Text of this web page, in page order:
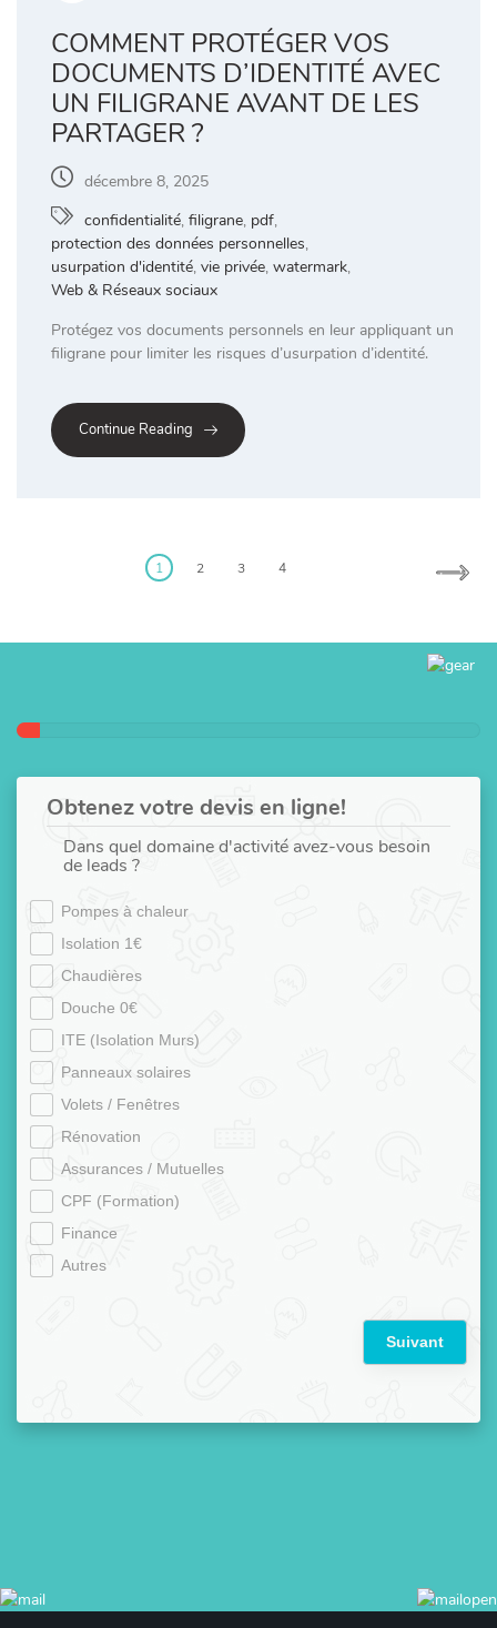
COMMENT PROTÉGER VOS
DOCUMENTS D’IDENTITÉ AVEC
UN FILIGRANE AVANT DE LES
PARTAGER ?
décembre 8, 2025
confidentialité, filigrane, pdf,
protection des données personnelles,
usurpation d'identité, vie privée, watermark,
Web & Réseaux sociaux
Protégez vos documents personnels en leur appliquant un
filigrane pour limiter les risques d’usurpation d’identité.
Continue Reading
1 2 3 4
Obtenez votre devis en ligne!
Dans quel domaine d'activité avez-vous besoin
de leads ?
Pompes à chaleur
Isolation 1€
Chaudières
Douche 0€
ITE (Isolation Murs)
Panneaux solaires
Volets / Fenêtres
Rénovation
Assurances / Mutuelles
CPF (Formation)
Finance
Autres
Suivant